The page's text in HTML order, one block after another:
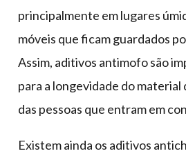
principalmente em lugares
móveis que ficam guardados
Assim, aditivos antimofo são
para a longevidade do material
das pessoas que entram em
Existem ainda os aditivos